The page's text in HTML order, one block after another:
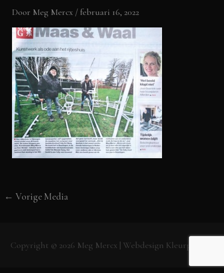
Door Meg Mercx / februari 16, 2022
← Vorige Media
Copyright © 2026 Meg Mercx | Webdesign Kleurpunt.nl